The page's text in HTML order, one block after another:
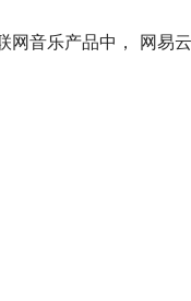
网音乐产品中， 网易